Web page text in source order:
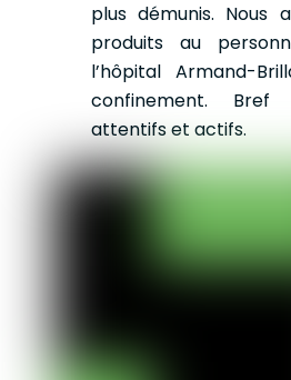
plus démunis. Nous
produits au
l’hôpital Armand-
confinement. Bref
attentifs et actifs.